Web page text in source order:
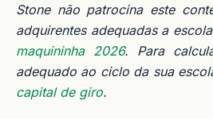
Stone não patrocina este
adquirentes adequadas a
maquininha 2026. Para
adequado ao ciclo da sua
capital de giro.